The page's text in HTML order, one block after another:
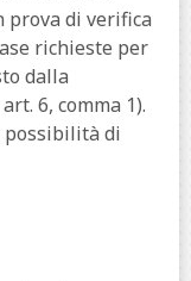
prova di verifica
richieste per
dalla
6, comma 1).
possibilità di